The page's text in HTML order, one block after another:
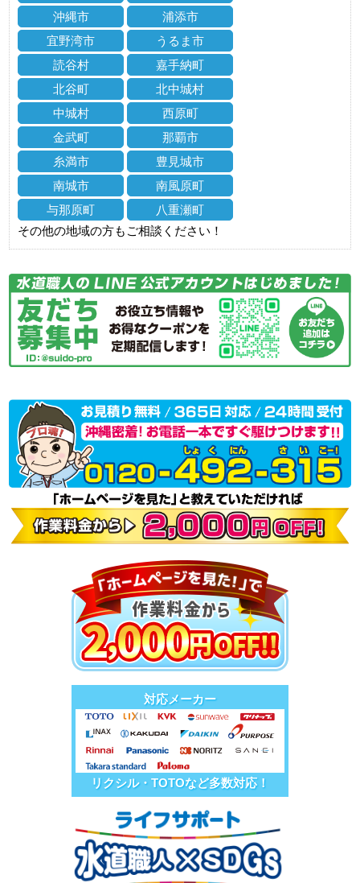
沖縄市
浦添市
宜野湾市
うるま市
読谷村
嘉手納町
北谷町
北中城村
中城村
西原町
金武町
那覇市
糸満市
豊見城市
南城市
南風原町
与那原町
八重瀬町
その他の地域の方もご相談ください！
対応メーカー
リクシル・TOTOなど多数対応！